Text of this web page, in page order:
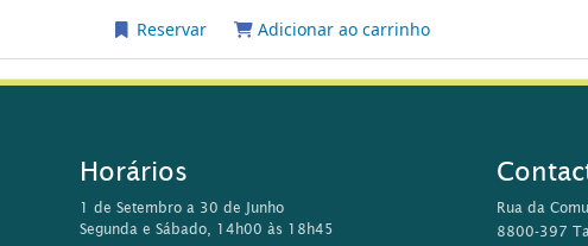
Reservar Adicionar ao carrinho
Horários
1 de Setembro a 30 de Junho
Segunda e Sábado, 14h00 às 18h45
Rua da
8800-397